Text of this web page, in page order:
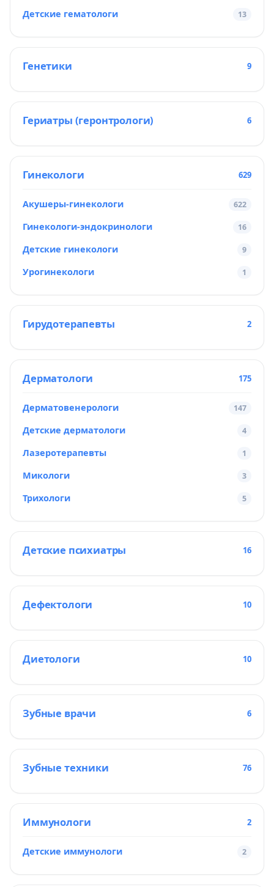
Детские гематологи 13
Генетики 9
Гериатры (геронтрологи) 6
Гинекологи 629
Акушеры-гинекологи 622
Гинекологи-эндокринологи 16
Детские гинекологи 9
Урогинекологи 1
Гирудотерапевты 2
Дерматологи 175
Дерматовенерологи 147
Детские дерматологи 4
Лазеротерапевты 1
Микологи 3
Трихологи 5
Детские психиатры 16
Дефектологи 10
Диетологи 10
Зубные врачи 6
Зубные техники 76
Иммунологи 2
Детские иммунологи 2